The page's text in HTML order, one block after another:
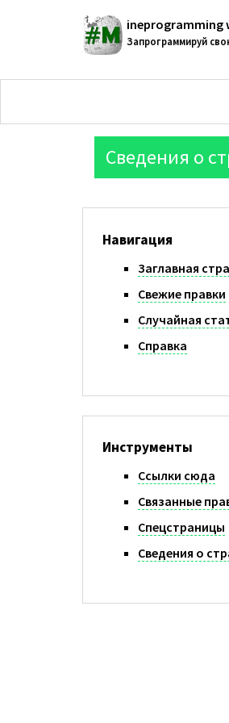
ineprogramming
Запрограммируй
Сведения о
Навигация
Заглавная
Свежие правки
Случайная
Справка
Инструменты
Ссылки сюда
Связанные
Спецстраницы
Сведения о